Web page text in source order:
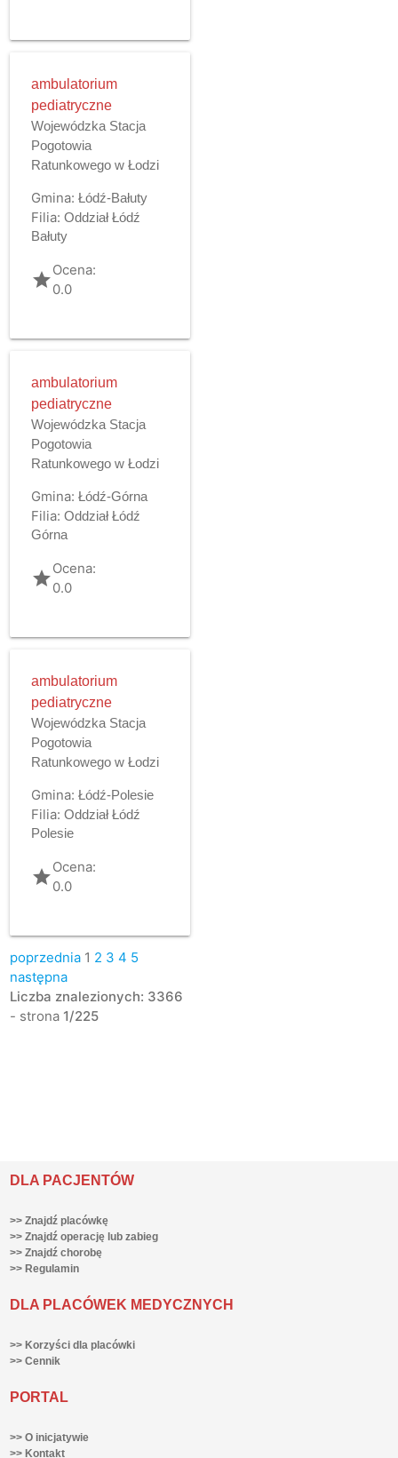
ambulatorium
pediatryczne
Wojewódzka Stacja
Pogotowia
Ratunkowego w Łodzi
Gmina: Łódź-Bałuty
Filia: Oddział Łódź
Bałuty
gradeOcena:
0.0
ambulatorium
pediatryczne
Wojewódzka Stacja
Pogotowia
Ratunkowego w Łodzi
Gmina: Łódź-Górna
Filia: Oddział Łódź
Górna
gradeOcena:
0.0
ambulatorium
pediatryczne
Wojewódzka Stacja
Pogotowia
Ratunkowego w Łodzi
Gmina: Łódź-Polesie
Filia: Oddział Łódź
Polesie
gradeOcena:
0.0
poprzednia 1 2 3 4 5
następna
Liczba znalezionych: 3366
- strona 1/225
DLA PACJENTÓW
>> Znajdź placówkę
>> Znajdź operację lub zabieg
>> Znajdź chorobę
>> Regulamin
DLA PLACÓWEK MEDYCZNYCH
>> Korzyści dla placówki
>> Cennik
PORTAL
>> O inicjatywie
>> Kontakt